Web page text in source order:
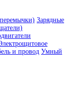
Зарядные
и провод Умный